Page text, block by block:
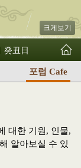
크게보기
癸丑日
포럼 Cafe
대한 기원, 인물,
알아보실 수 있